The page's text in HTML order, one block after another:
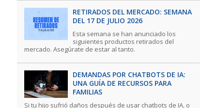
RETIRADOS DEL MERCADO: SEMANA
DEL 17 DE JULIO 2026
Esta semana se han anunciado los
siguientes productos retirados del
mercado. Asegúrate de estar al tanto.
DEMANDAS POR CHATBOTS DE IA:
UNA GUÍA DE RECURSOS PARA
FAMILIAS
Si tu hijo sufrió daños después de usar chatbots de IA, o